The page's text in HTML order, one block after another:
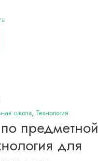
школа, Технология
предметной
для